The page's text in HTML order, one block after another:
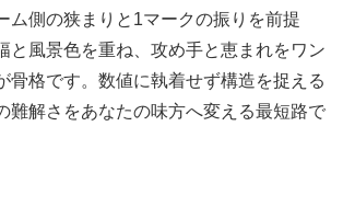
ム側の狭まりと1マークの振りを前提
と風景色を重ね、攻め手と恵まれをワン
骨格です。数値に執着せず構造を捉える
難解さをあなたの味方へ変える最短路で